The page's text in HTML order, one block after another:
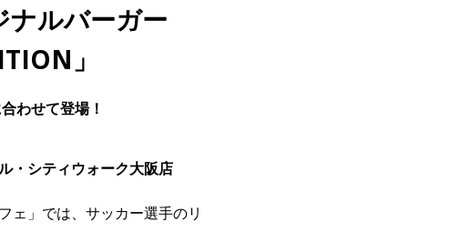
ナルバーガー
」
わせて登場！
・シティウォーク大阪店
ェ」では、サッカー選手のリ